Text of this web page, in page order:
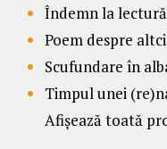
Îndemn la lectură
Poem despre
Scufundare în
Timpul unei
Afișează toată